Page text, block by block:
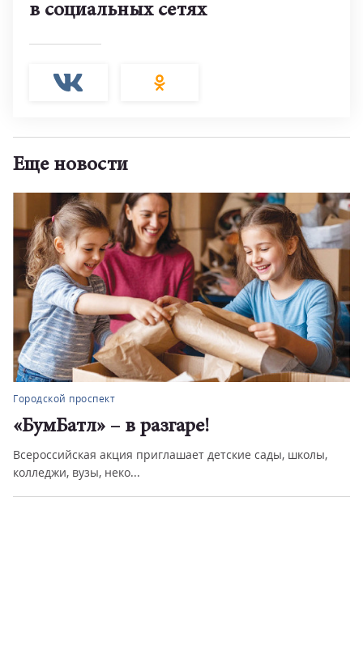
в социальных сетях
Еще новости
Городской проспект
«БумБатл» – в разгаре!
Всероссийская акция приглашает детские сады, школы,
колледжи, вузы, неко...